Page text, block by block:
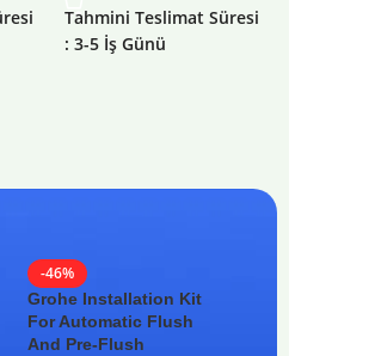
Tahmini Teslimat Süresi
: 3-5 İş Günü
-46%
Grohe Installation Kit
For Automatic Flush
And Pre-Flush